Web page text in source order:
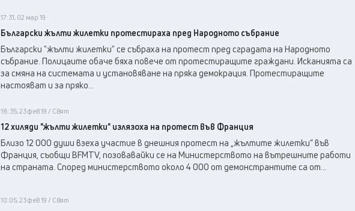
17:31, 02 мар 19
Български жълти жилетки протестираха пред Народното събрание
Български "жълти жилетки" се събраха на протест пред сградата на Народното
събрание. Полицаите обаче бяха повече от протестиращите граждани. Исканията са
за смяна на системата и установяване на пряка демокрация. Протестиращите
настояват и за пряко...
18:35, 23 фев 19 / Свят
12 хиляди "жълти жилетки" излязоха на протест във Франция
Близо 12 000 души взеха участие в днешния протест на „жълтите жилетки“ във
Франция, съобщи BFMTV, позовавайки се на Министерството на вътрешните работи
на страната. Според министерството около 4 000 от демонстрантите са от...
10:05, 23 фев 19 / Свят